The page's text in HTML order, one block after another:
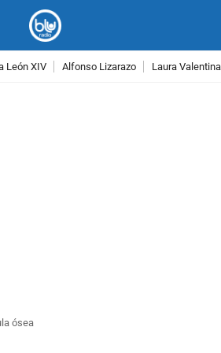
León XIV Alfonso Lizarazo Laura
ósea